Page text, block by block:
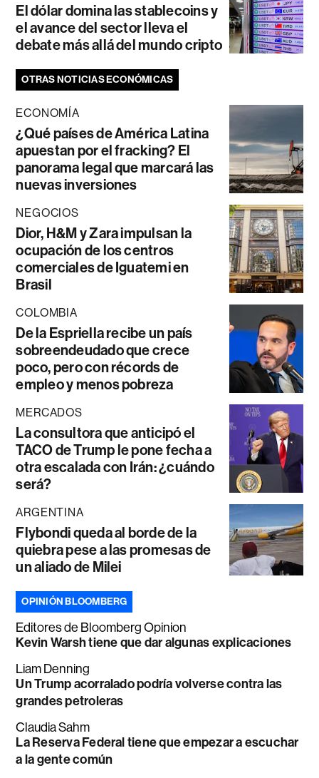
El dólar domina las stablecoins y
el avance del sector lleva el
debate más allá del mundo cripto
OTRAS NOTICIAS ECONÓMICAS
ECONOMÍA
¿Qué países de América Latina
apuestan por el fracking? El
panorama legal que marcará las
nuevas inversiones
NEGOCIOS
Dior, H&M y Zara impulsan la
ocupación de los centros
comerciales de Iguatemi en
Brasil
COLOMBIA
De la Espriella recibe un país
sobreendeudado que crece
poco, pero con récords de
empleo y menos pobreza
MERCADOS
La consultora que anticipó el
TACO de Trump le pone fecha a
otra escalada con Irán: ¿cuándo
será?
ARGENTINA
Flybondi queda al borde de la
quiebra pese a las promesas de
un aliado de Milei
OPINIÓN BLOOMBERG
Editores de Bloomberg Opinion
Kevin Warsh tiene que dar algunas explicaciones
Liam Denning
Un Trump acorralado podría volverse contra las
grandes petroleras
Claudia Sahm
La Reserva Federal tiene que empezar a escuchar
a la gente común